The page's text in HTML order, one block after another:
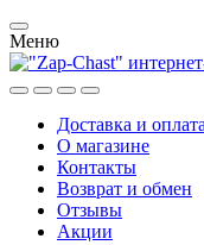
Меню
Доставка и оплата
О магазине
Контакты
Возврат и обмен
Отзывы
Акции